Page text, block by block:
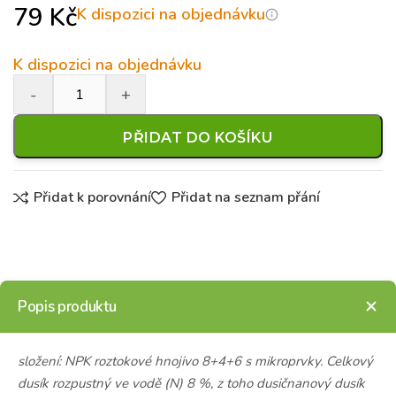
79 KčK dispozici na objednávku
K dispozici na objednávku
PŘIDAT DO KOŠÍKU
Přidat k porovnání Přidat na seznam přání
Popis produktu
složení: NPK roztokové hnojivo 8+4+6 s mikroprvky. Celkový
dusík rozpustný ve vodě (N) 8 %, z toho dusičnanový dusík